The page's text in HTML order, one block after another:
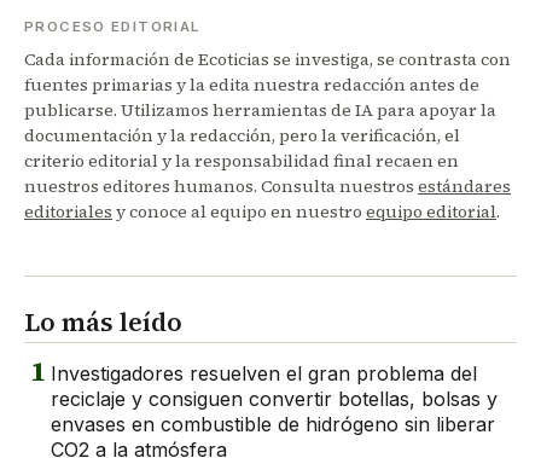
PROCESO EDITORIAL
Cada información de Ecoticias se investiga, se contrasta con
fuentes primarias y la edita nuestra redacción antes de
publicarse. Utilizamos herramientas de IA para apoyar la
documentación y la redacción, pero la verificación, el
criterio editorial y la responsabilidad final recaen en
nuestros editores humanos. Consulta nuestros estándares
editoriales y conoce al equipo en nuestro equipo editorial.
Lo más leído
1 Investigadores resuelven el gran problema del
reciclaje y consiguen convertir botellas, bolsas y
envases en combustible de hidrógeno sin liberar
CO2 a la atmósfera